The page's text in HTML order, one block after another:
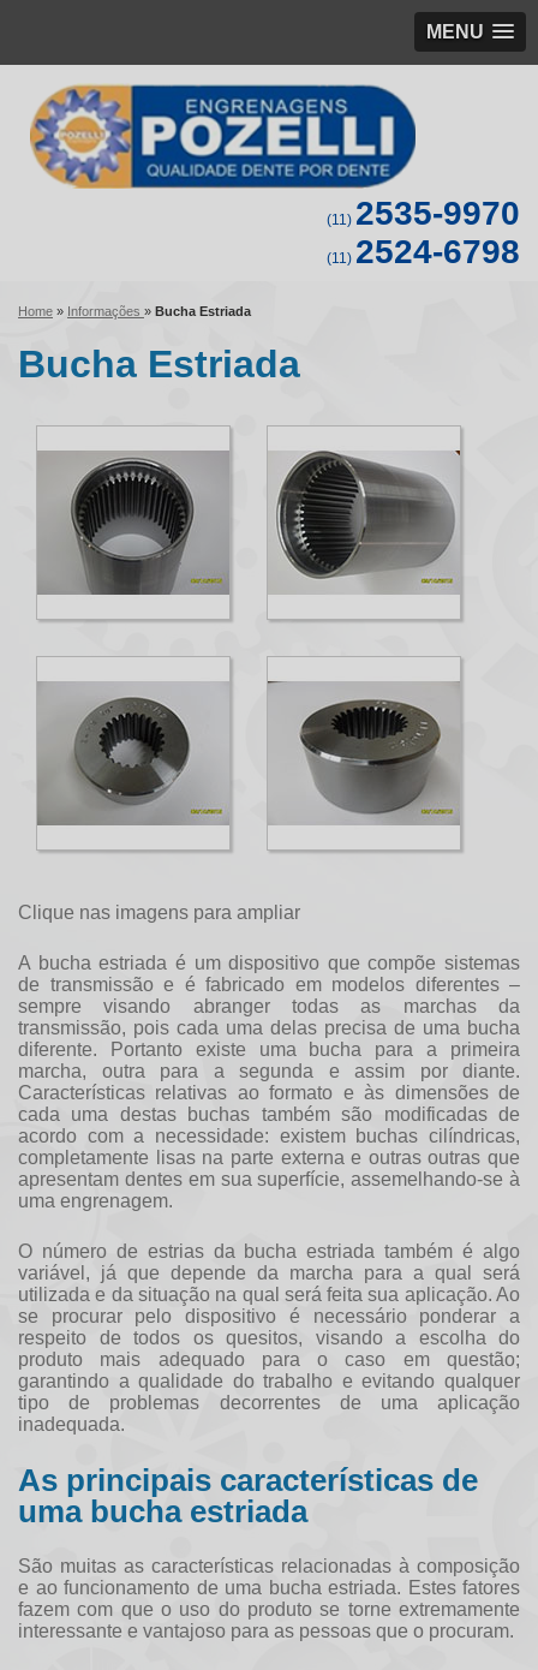
MENU
(11) 2535-9970
(11) 2524-6798
Home » Informações » Bucha Estriada
Bucha Estriada
Clique nas imagens para ampliar
A bucha estriada é um dispositivo que compõe sistemas
de transmissão e é fabricado em modelos diferentes –
sempre visando abranger todas as marchas da
transmissão, pois cada uma delas precisa de uma bucha
diferente. Portanto existe uma bucha para a primeira
marcha, outra para a segunda e assim por diante.
Características relativas ao formato e às dimensões de
cada uma destas buchas também são modificadas de
acordo com a necessidade: existem buchas cilíndricas,
completamente lisas na parte externa e outras outras que
apresentam dentes em sua superfície, assemelhando-se à
uma engrenagem.
O número de estrias da bucha estriada também é algo
variável, já que depende da marcha para a qual será
utilizada e da situação na qual será feita sua aplicação. Ao
se procurar pelo dispositivo é necessário ponderar a
respeito de todos os quesitos, visando a escolha do
produto mais adequado para o caso em questão;
garantindo a qualidade do trabalho e evitando qualquer
tipo de problemas decorrentes de uma aplicação
inadequada.
As principais características de
uma bucha estriada
São muitas as características relacionadas à composição
e ao funcionamento de uma bucha estriada. Estes fatores
fazem com que o uso do produto se torne extremamente
interessante e vantajoso para as pessoas que o procuram.